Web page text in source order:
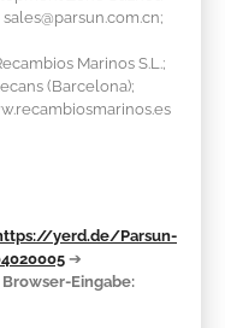
Marinos S.L.;
(Barcelona);
yerd.de/Parsun-
➔
Eingabe: